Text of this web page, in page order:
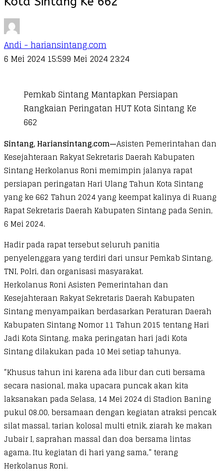
Andi - hariansintang.com
6 Mei 2024 15:599 Mei 2024 23:24
Pemkab Sintang Mantapkan Persiapan
Rangkaian Peringatan HUT Kota Sintang Ke
662
Sintang, Hariansintang.com—Asisten Pemerintahan dan
Kesejahteraan Rakyat Sekretaris Daerah Kabupaten
Sintang Herkolanus Roni memimpin jalanya rapat
persiapan peringatan Hari Ulang Tahun Kota Sintang
yang ke 662 Tahun 2024 yang keempat kalinya di Ruang
Rapat Sekretaris Daerah Kabupaten Sintang pada Senin,
6 Mei 2024.
Hadir pada rapat tersebut seluruh panitia
penyelenggara yang terdiri dari unsur Pemkab Sintang,
TNI, Polri, dan organisasi masyarakat.
Herkolanus Roni Asisten Pemerintahan dan
Kesejahteraan Rakyat Sekretaris Daerah Kabupaten
Sintang menyampaikan berdasarkan Peraturan Daerah
Kabupaten Sintang Nomor 11 Tahun 2015 tentang Hari
Jadi Kota Sintang, maka peringatan hari jadi Kota
Sintang dilakukan pada 10 Mei setiap tahunya.
“Khusus tahun ini karena ada libur dan cuti bersama
secara nasional, maka upacara puncak akan kita
laksanakan pada Selasa, 14 Mei 2024 di Stadion Baning
pukul 08.00, bersamaan dengan kegiatan atraksi pencak
silat massal, tarian kolosal multi etnik, ziarah ke makan
Jubair I, saprahan massal dan doa bersama lintas
agama. Itu kegiatan di hari yang sama,” terang
Herkolanus Roni.